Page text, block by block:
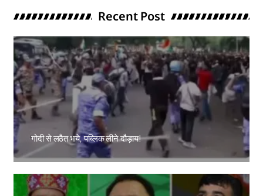
Recent Post
गोदी से लठैत भये, पब्लिक लीने दौड़ाय!
Amit Lekh